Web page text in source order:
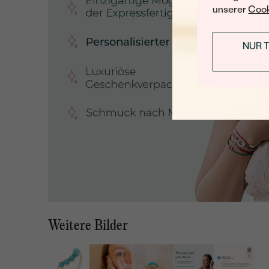
unserer
NUR
Weitere Bilder